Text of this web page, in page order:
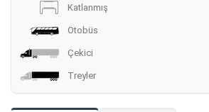
Katlanmış
Otobüs
Çekici
Treyler